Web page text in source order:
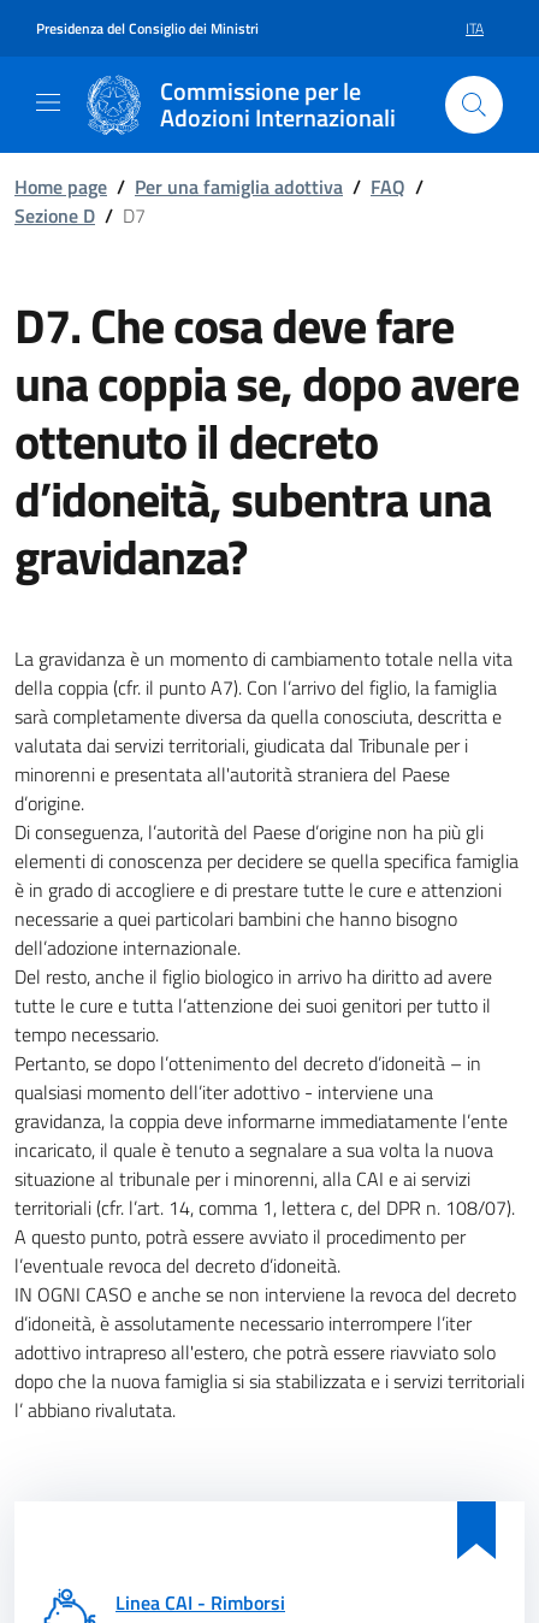
Presidenza del Consiglio dei Ministri ITA
Commissione per le
Adozioni Internazionali
Home page / Per una famiglia adottiva / FAQ /
Sezione D / D7
D7. Che cosa deve fare
una coppia se, dopo avere
ottenuto il decreto
d’idoneità, subentra una
gravidanza?
La gravidanza è un momento di cambiamento totale nella vita
della coppia (cfr. il punto A7). Con l’arrivo del figlio, la famiglia
sarà completamente diversa da quella conosciuta, descritta e
valutata dai servizi territoriali, giudicata dal Tribunale per i
minorenni e presentata all'autorità straniera del Paese
d’origine.
Di conseguenza, l’autorità del Paese d’origine non ha più gli
elementi di conoscenza per decidere se quella specifica famiglia
è in grado di accogliere e di prestare tutte le cure e attenzioni
necessarie a quei particolari bambini che hanno bisogno
dell’adozione internazionale.
Del resto, anche il figlio biologico in arrivo ha diritto ad avere
tutte le cure e tutta l’attenzione dei suoi genitori per tutto il
tempo necessario.
Pertanto, se dopo l’ottenimento del decreto d’idoneità – in
qualsiasi momento dell’iter adottivo - interviene una
gravidanza, la coppia deve informarne immediatamente l’ente
incaricato, il quale è tenuto a segnalare a sua volta la nuova
situazione al tribunale per i minorenni, alla CAI e ai servizi
territoriali (cfr. l’art. 14, comma 1, lettera c, del DPR n. 108/07).
A questo punto, potrà essere avviato il procedimento per
l’eventuale revoca del decreto d’idoneità.
IN OGNI CASO e anche se non interviene la revoca del decreto
d’idoneità, è assolutamente necessario interrompere l’iter
adottivo intrapreso all'estero, che potrà essere riavviato solo
dopo che la nuova famiglia si sia stabilizzata e i servizi territoriali
l’ abbiano rivalutata.
Linea CAI - Rimborsi